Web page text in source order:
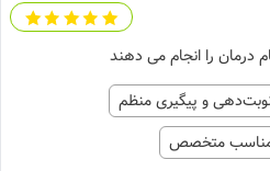
درمان را انجام می دهند
و پیگیری منظم
مناسب متخصص